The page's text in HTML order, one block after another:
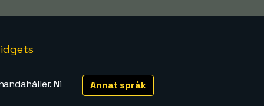
Annat språk
Ni